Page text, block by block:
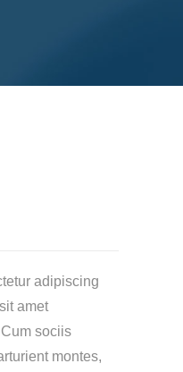
adipiscing
amet
sociis
montes,